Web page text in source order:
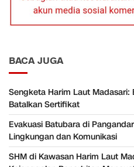
BACA JUGA
Sengketa Harim Laut Madasari:
Batalkan Sertifikat
Evakuasi Batubara di
Lingkungan dan Komunikasi
SHM di Kawasan Harim Laut